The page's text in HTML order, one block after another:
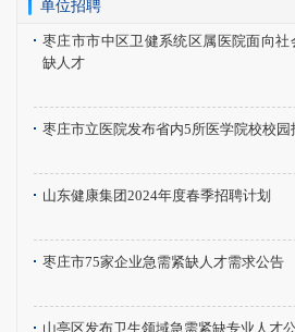
单位招聘
枣庄市市中区卫健系统区属医院面向
缺人才
枣庄市立医院发布省内5所医学院校校园
山东健康集团2024年度春季招聘计划
枣庄市75家企业急需紧缺人才需求公告
山亭区发布卫生领域急需紧缺专业人才